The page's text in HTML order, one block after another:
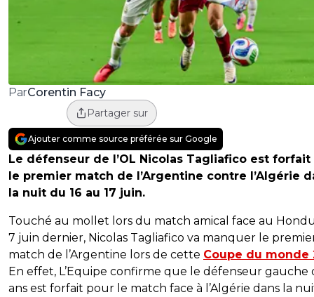
ParCorentin Facy
Partager sur
Ajouter comme source préférée sur Google
Le défenseur de l’OL Nicolas Tagliafico est forfait
le premier match de l’Argentine contre l’Algérie
la nuit du 16 au 17 juin.
Touché au mollet lors du match amical face au
7 juin dernier, Nicolas Tagliafico va manquer le
match de l’Argentine lors de cette Coupe du monde
En effet, L’Equipe confirme que le défenseur gauche
ans est forfait pour le match face à l’Algérie dans la